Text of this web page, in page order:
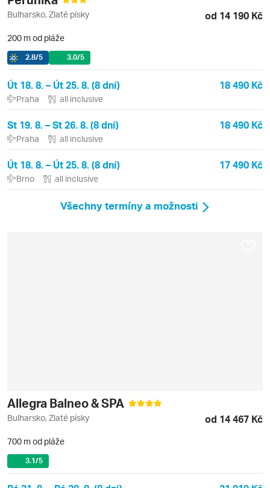
Bulharsko, Zlaté písky od 14 190 Kč
200 m od pláže
2.8/5 3.0/5
Út 18. 8. – Út 25. 8. (8 dní) 18 490 Kč
Praha all inclusive
St 19. 8. – St 26. 8. (8 dní) 18 490 Kč
Praha all inclusive
Út 18. 8. – Út 25. 8. (8 dní) 17 490 Kč
Brno all inclusive
Všechny termíny a možnosti
Allegra Balneo & SPA
Bulharsko, Zlaté písky od 14 467 Kč
700 m od pláže
3.1/5